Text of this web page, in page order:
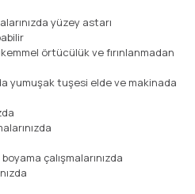
yüzey astarı
örtücülük ve fırınlanmadan
yumuşak tuşesi elde ve makinada
çalışmalarınızda